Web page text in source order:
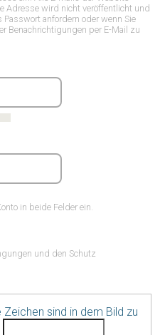
Adresse wird nicht veröffentlicht und
anfordern oder wenn Sie
Benachrichtigungen per E-Mail zu
in beide Felder ein.
und den Schutz
Zeichen sind in dem Bild zu